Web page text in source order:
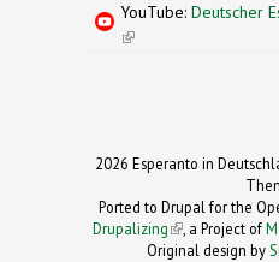
YouTube: Deutscher
(link is external)
2026 Esperanto in
Ported to Drupal for the
Drupalizing(link is external)
, a Project of
Original design by